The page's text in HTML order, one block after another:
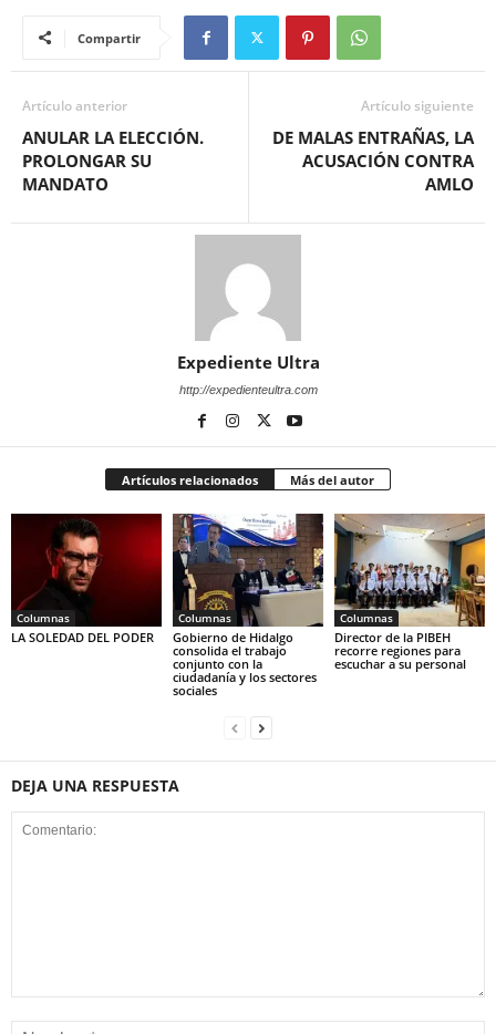
Compartir
Artículo anterior
ANULAR LA ELECCIÓN.
PROLONGAR SU
MANDATO
Artículo siguiente
DE MALAS ENTRAÑAS, LA
ACUSACIÓN CONTRA
AMLO
Expediente Ultra
http://expedienteultra.com
Artículos relacionados Más del autor
Columnas
LA SOLEDAD DEL PODER
Columnas
Gobierno de Hidalgo
consolida el trabajo
conjunto con la
ciudadanía y los sectores
sociales
Columnas
Director de la PIBEH
recorre regiones para
escuchar a su personal
DEJA UNA RESPUESTA